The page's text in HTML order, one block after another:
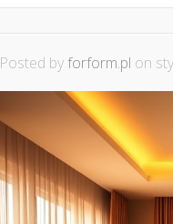
Posted byforform.pl on